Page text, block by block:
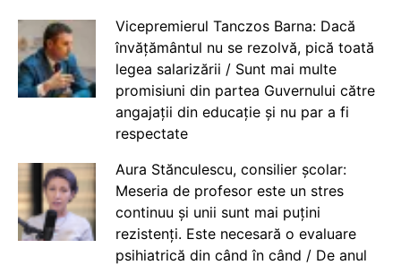
Vicepremierul Tanczos Barna: Dacă
învățământul nu se rezolvă, pică toată
legea salarizării / Sunt mai multe
promisiuni din partea Guvernului către
angajații din educație și nu par a fi
respectate
Aura Stănculescu, consilier școlar:
Meseria de profesor este un stres
continuu și unii sunt mai puțini
rezistenți. Este necesară o evaluare
psihiatrică din când în când / De anul